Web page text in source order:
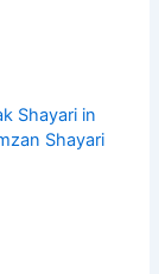
Shayari in
Shayari